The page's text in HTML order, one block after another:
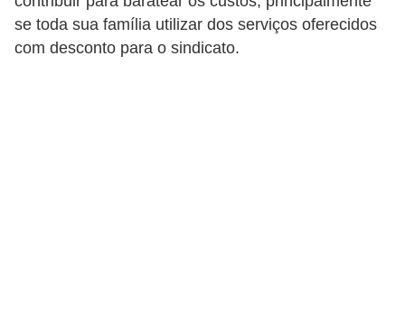
se toda sua família utilizar dos serviços oferecidos
com desconto para o sindicato.
M
T